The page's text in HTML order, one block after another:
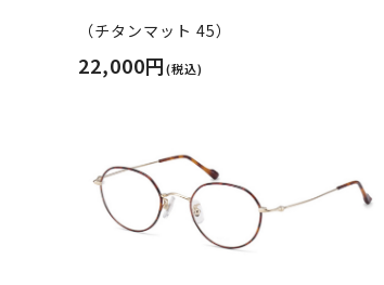
（チタンマット 45）
22,000円(税込)